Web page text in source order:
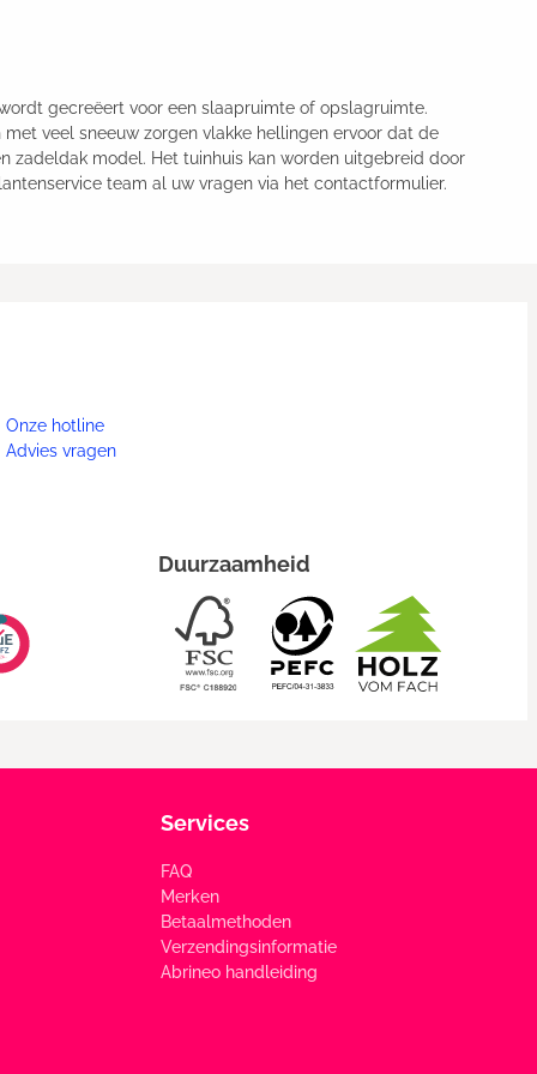
gecreëert voor een slaapruimte of opslagruimte.
veel sneeuw zorgen vlakke hellingen ervoor dat de
zadeldak model. Het tuinhuis kan worden uitgebreid door
team al uw vragen via het contactformulier.
Onze hotline
Advies vragen
Duurzaamheid
Services
FAQ
Merken
Betaalmethoden
Verzendingsinformatie
Abrineo handleiding